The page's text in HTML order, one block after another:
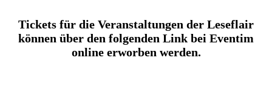
Tickets für die Veranstaltungen der Leseflair
können über den folgenden Link bei Eventim
online erworben werden.